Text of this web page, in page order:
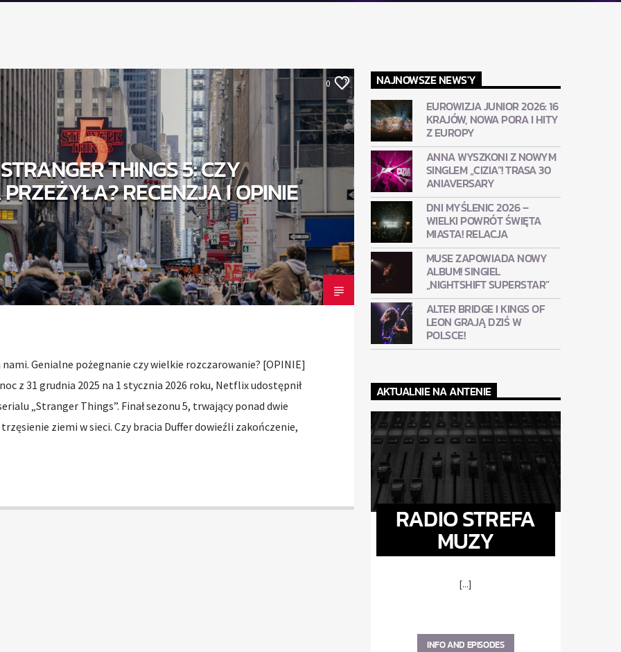
0
THINGS 5: CZY
RECENZJA I OPINIE
nami. Genialne pożegnanie czy wielkie rozczarowanie? [OPINIE]
z 31 grudnia 2025 na 1 stycznia 2026 roku, Netflix udostępnił
„Stranger Things”. Finał sezonu 5, trwający ponad dwie
trzęsienie ziemi w sieci. Czy bracia Duffer dowieźli zakończenie,
NAJNOWSZE NEWS'Y
EUROWIZJA JUNIOR 2026: 16
KRAJÓW, NOWA PORA I HITY
Z EUROPY
ANNA WYSZKONI Z NOWYM
SINGLEM „CIZIA”! TRASA 30
ANIAVERSARY
DNI MYŚLENIC 2026 –
WIELKI POWRÓT ŚWIĘTA
MIASTA! RELACJA
MUSE ZAPOWIADA NOWY
ALBUM! SINGIEL
„NIGHTSHIFT SUPERSTAR”
ALTER BRIDGE I KINGS OF
LEON GRAJĄ DZIŚ W
POLSCE!
AKTUALNIE NA ANTENIE
RADIO STREFA
MUZY
[...]
INFO AND EPISODES